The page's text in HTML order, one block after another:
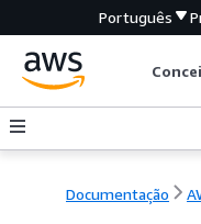
Português
Documentação